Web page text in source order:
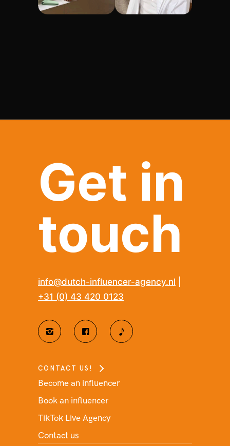
Get in
touch
info@dutch-influencer-agency.nl
+31 (0) 43 420 0123
CONTACT US!
Become an influencer
Book an influencer
TikTok Live Agency
Contact us